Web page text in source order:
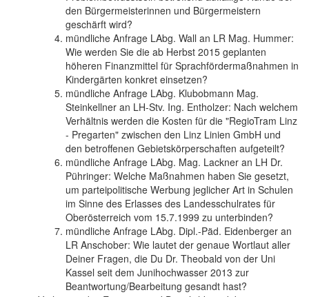
den Bürgermeisterinnen und Bürgermeistern
geschärft wird?
mündliche Anfrage LAbg. Wall an LR Mag. Hummer:
Wie werden Sie die ab Herbst 2015 geplanten
höheren Finanzmittel für Sprachfördermaßnahmen in
Kindergärten konkret einsetzen?
mündliche Anfrage LAbg. Klubobmann Mag.
Steinkellner an LH-Stv. Ing. Entholzer: Nach welchem
Verhältnis werden die Kosten für die "RegioTram Linz
- Pregarten" zwischen den Linz Linien GmbH und
den betroffenen Gebietskörperschaften aufgeteilt?
mündliche Anfrage LAbg. Mag. Lackner an LH Dr.
Pühringer: Welche Maßnahmen haben Sie gesetzt,
um parteipolitische Werbung jeglicher Art in Schulen
im Sinne des Erlasses des Landesschulrates für
Oberösterreich vom 15.7.1999 zu unterbinden?
mündliche Anfrage LAbg. Dipl.-Päd. Eidenberger an
LR Anschober: Wie lautet der genaue Wortlaut aller
Deiner Fragen, die Du Dr. Theobald von der Uni
Kassel seit dem Junihochwasser 2013 zur
Beantwortung/Bearbeitung gesandt hast?